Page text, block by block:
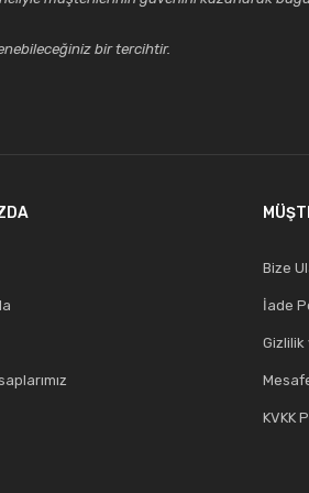
bir tercihtir.
Bize
İade
Gizlilik
KVKK